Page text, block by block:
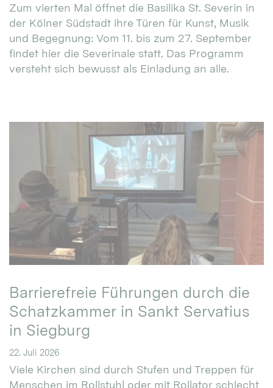
Zum vierten Mal öffnet die Basilika St. Severin in
der Kölner Südstadt ihre Türen für Kunst, Musik
und Begegnung: Vom 11. bis zum 27. September
findet hier die Severinale statt. Das Programm
versteht sich bewusst als Einladung an alle.
Barrierefreie Führungen durch die
Schatzkammer in Sankt Servatius
in Siegburg
22. Juli 2026
Viele Kirchen sind durch Stufen und Treppen für
Menschen im Rollstuhl oder mit Rollator schlecht